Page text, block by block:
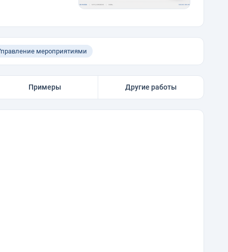
мероприятиями
Примеры Другие работы